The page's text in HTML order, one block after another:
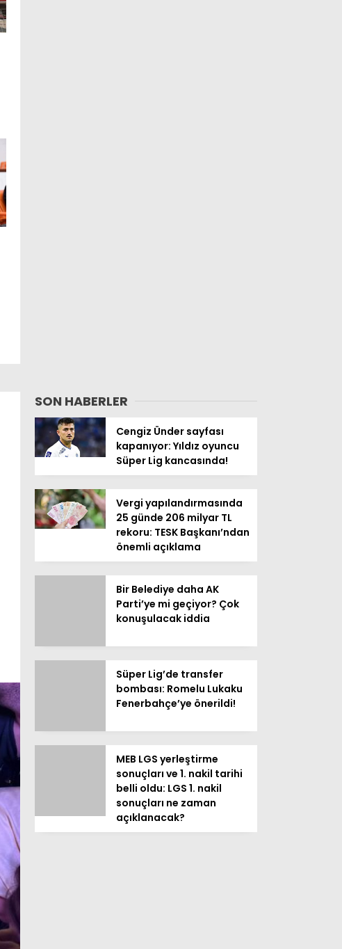
SON HABERLER
Cengiz Ünder sayfası
kapanıyor: Yıldız oyuncu
Süper Lig kancasında!
Vergi yapılandırmasında
25 günde 206 milyar TL
rekoru: TESK Başkanı’ndan
önemli açıklama
Bir Belediye daha AK
Parti’ye mi geçiyor? Çok
konuşulacak iddia
bombası: Romelu Lukaku
Fenerbahçe’ye önerildi!
MEB LGS yerleştirme
belli oldu: LGS 1. nakil
sonuçları ne zaman
açıklanacak?